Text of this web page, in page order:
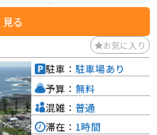
るので休憩場所としてもオススメ
る
お気に入り
駐車： 駐車場あり
予算： 無料
混雑： 普通
滞在： 1時間